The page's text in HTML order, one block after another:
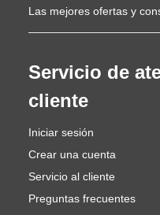
Las mejores ofertas y
Servicio de
cliente
Iniciar sesión
Crear una cuenta
Servicio al cliente
Preguntas frecuentes